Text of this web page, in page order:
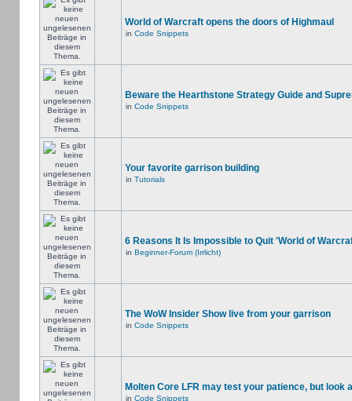
World of Warcraft opens the doors of Highmaul
in Code Snippets
Beware the Hearthstone Strategy Guide and
in Code Snippets
Your favorite garrison building
in Tutorials
6 Reasons It Is Impossible to Quit 'World of
in Beginner-Forum (Irrlicht)
The WoW Insider Show live from your garrison
in Code Snippets
Molten Core LFR may test your patience, but look
in Code Snippets